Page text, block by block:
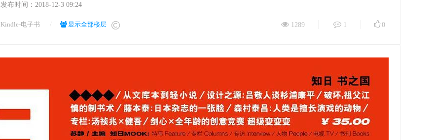
发布时间： 2018-12-3 09:24
Kindle-电子书 / 显示全部楼层 1289 1 0